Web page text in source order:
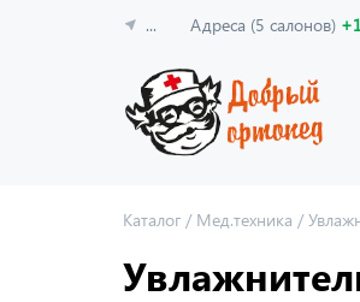
... Адреса (5 салонов)
Каталог / Мед.техника /